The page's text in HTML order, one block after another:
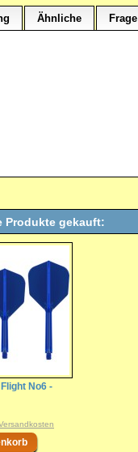
Ähnliche Frage
Produkte gekauft:
No6 -